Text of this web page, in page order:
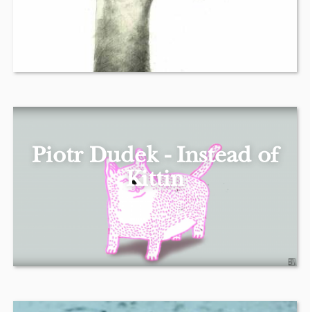
Piotr Dudek - Instead of
Kittin